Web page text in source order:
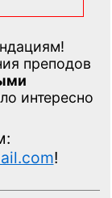
преподов
интересно
!